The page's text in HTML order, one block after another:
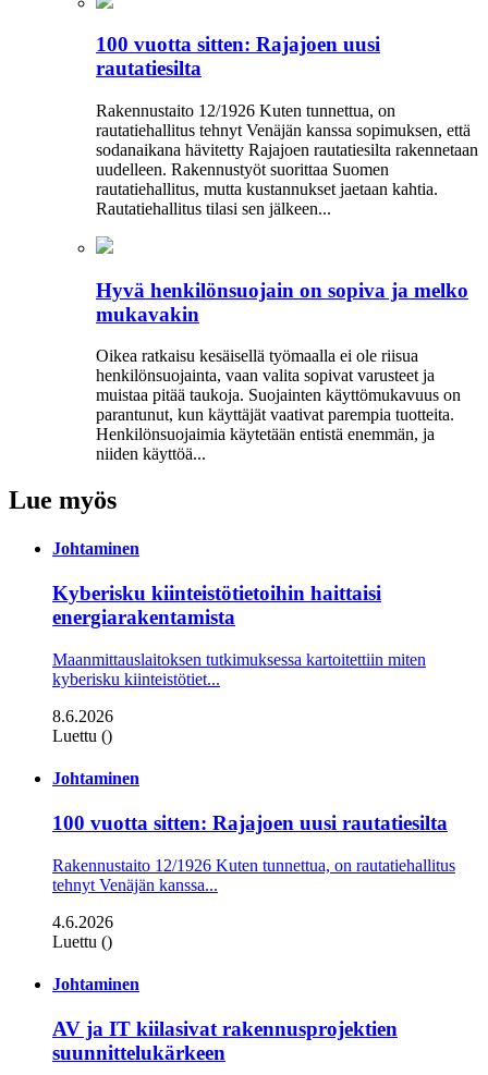
100 vuotta sitten: Rajajoen uusi
rautatiesilta
Rakennustaito 12/1926 Kuten tunnettua, on
rautatiehallitus tehnyt Venäjän kanssa sopimuksen, että
sodanaikana hävitetty Rajajoen rautatiesilta rakennetaan
uudelleen. Rakennustyöt suorittaa Suomen
rautatiehallitus, mutta kustannukset jaetaan kahtia.
Rautatiehallitus tilasi sen jälkeen...
Hyvä henkilönsuojain on sopiva ja melko
mukavakin
Oikea ratkaisu kesäisellä työmaalla ei ole riisua
henkilönsuojainta, vaan valita sopivat varusteet ja
muistaa pitää taukoja. Suojainten käyttömukavuus on
parantunut, kun käyttäjät vaativat parempia tuotteita.
Henkilönsuojaimia käytetään entistä enemmän, ja
niiden käyttöä...
Lue myös
Johtaminen
Kyberisku kiinteistötietoihin haittaisi
energiarakentamista
Maanmittauslaitoksen tutkimuksessa kartoitettiin miten
kyberisku kiinteistö­tiet...
8.6.2026
Luettu ()
Johtaminen
100 vuotta sitten: Rajajoen uusi rautatiesilta
Rakennustaito 12/1926 Kuten tunnettua, on rautatiehallitus
tehnyt Venäjän kanssa...
4.6.2026
Luettu ()
Johtaminen
AV ja IT kiilasivat rakennusprojektien
suunnittelukärkeen